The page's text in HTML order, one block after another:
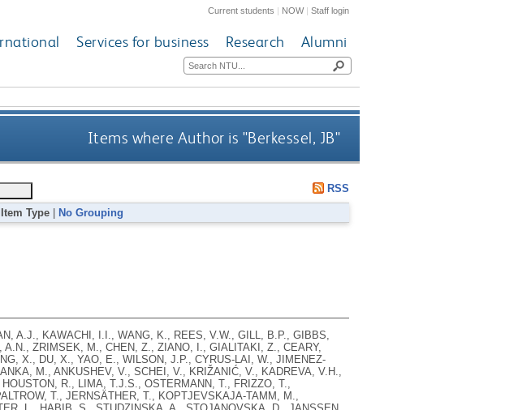
Current students | NOW|Staff login
Services for business Research Alumni
Items where Author is "Berkessel, JB"
RSS
Item Type No Grouping
A.J., KAWACHI, I.I., WANG, K., REES, V.W., GILL, B.P., GIBBS,
ZRIMSEK, M., CHEN, Z., ZIANO, I., GIALITAKI, Z., CEARY,
X., DU, X., YAO, E., WILSON, J.P., CYRUS-LAI, W., JIMENEZ-
M., ANKUSHEV, V., SCHEI, V., KRIŽANIĆ, V., KADREVA, V.H.,
R., LIMA, T.J.S., OSTERMANN, T., FRIZZO, T.,
T., JERNSÄTHER, T., KOPTJEVSKAJA-TAMM, M.,